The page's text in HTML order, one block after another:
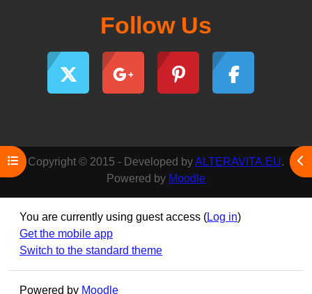
Open course index
Follow Us
Copyright © 2015 - Developed byALTERAVITA.EU.
Powered by Moodle
You are currently using guest access (Log in)
Get the mobile app
Switch to the standard theme
Powered by Moodle